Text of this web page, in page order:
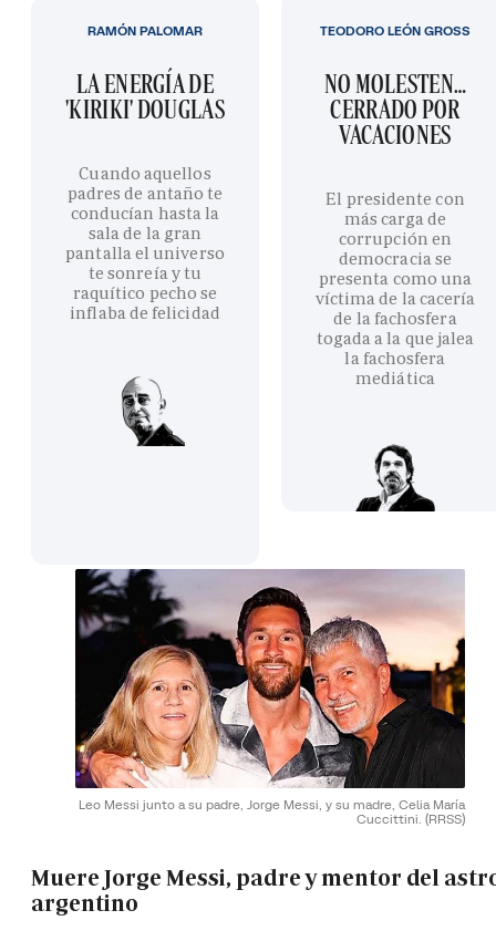
LA ENERGÍA DE
'KIRIKI' DOUGLAS
Cuando aquellos
padres de antaño te
conducían hasta la
sala de la gran
pantalla el universo
te sonreía y tu
raquítico pecho se
inflaba de felicidad
RAMÓN PALOMAR
NO MOLESTEN…
CERRADO POR
VACACIONES
El presidente con
más carga de
corrupción en
democracia se
presenta como una
víctima de la cacería
de la fachosfera
togada a la que jalea
la fachosfera
mediática
TEODORO LEÓN GROSS
Leo Messi junto a su padre, Jorge Messi, y su madre, Celia María
Cuccittini. (RRSS)
Muere Jorge Messi, padre y mentor del
argentino